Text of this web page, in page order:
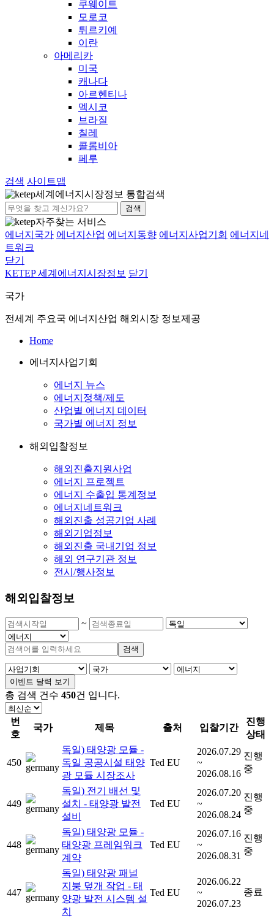
쿠웨이트
모로코
튀르키예
이란
아메리카
미국
캐나다
아르헨티나
멕시코
브라질
칠레
콜롬비아
페루
검색 사이트맵
세계에너지시장정보 통합검색
검색
자주찾는 서비스
에너지국가 에너지산업 에너지동향 에너지사업기회 에너지네
트워크
닫기
KETEP 세계에너지시장정보 닫기
국가
전세계 주요국 에너지산업 해외시장 정보제공
Home
에너지사업기회
에너지 뉴스
에너지정책/제도
산업별 에너지 데이터
국가별 에너지 정보
해외입찰정보
해외진출지원사업
에너지 프로젝트
에너지 수출입 통계정보
에너지네트워크
해외진출 성공기업 사례
해외기업정보
해외진출 국내기업 정보
해외 연구기관 정보
전시/행사정보
해외입찰정보
~
검색
이벤트 달력 보기
총 검색 건수 450건 입니다.
번
호
국가 제목 출처 입찰기간
진행
상태
450
독일) 태양광 모듈 -
독일 공공시설 태양
광 모듈 시장조사
Ted EU
2026.07.29
~
2026.08.16
진행
중
449
독일) 전기 배선 및
설치 - 태양광 발전
설비
Ted EU
2026.07.20
~
2026.08.24
진행
중
448
독일) 태양광 모듈 -
태양광 프레임워크
계약
Ted EU
2026.07.16
~
2026.08.31
진행
중
447
독일) 태양광 패널
지붕 덮개 작업 - 태
양광 발전 시스템 설
치
Ted EU
2026.06.22
~
2026.07.23
종료